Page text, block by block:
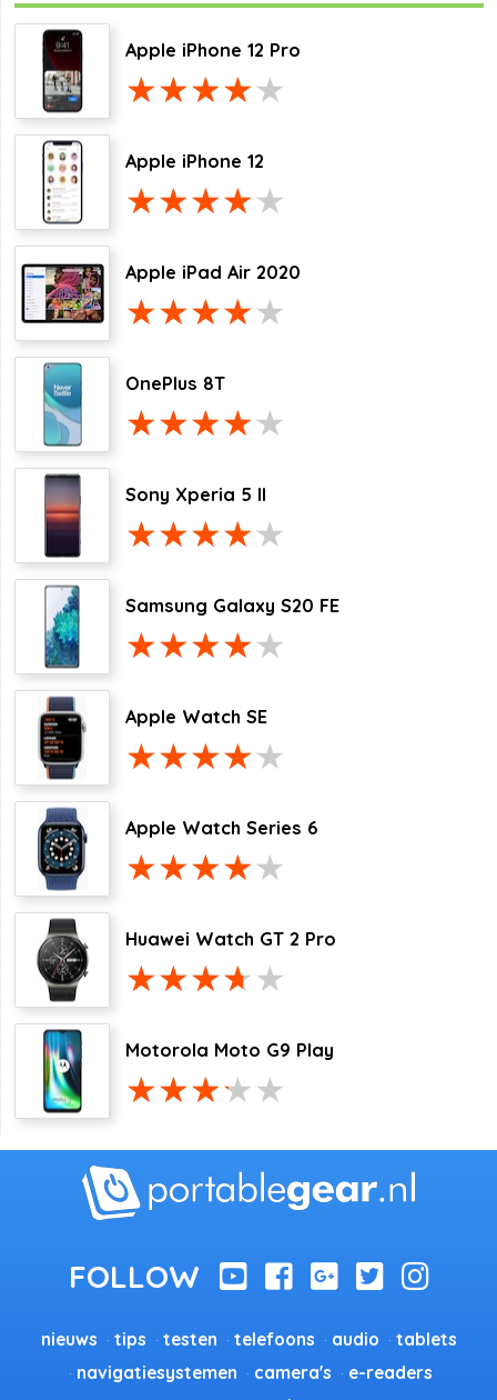
Apple iPhone 12 Pro
Apple iPhone 12
Apple iPad Air 2020
OnePlus 8T
Sony Xperia 5 II
Samsung Galaxy S20 FE
Apple Watch SE
Apple Watch Series 6
Huawei Watch GT 2 Pro
Motorola Moto G9 Play
nieuws tips testen telefoons audio
tablets
navigatiesystemen
camera's
e-readers